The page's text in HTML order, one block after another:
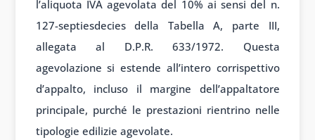
l’aliquota IVA agevolata del 10% ai sensi del n.
127-septiesdecies della Tabella A, parte III,
allegata al D.P.R. 633/1972. Questa
agevolazione si estende all’intero corrispettivo
d’appalto, incluso il margine dell’appaltatore
principale, purché le prestazioni rientrino nelle
tipologie edilizie agevolate.